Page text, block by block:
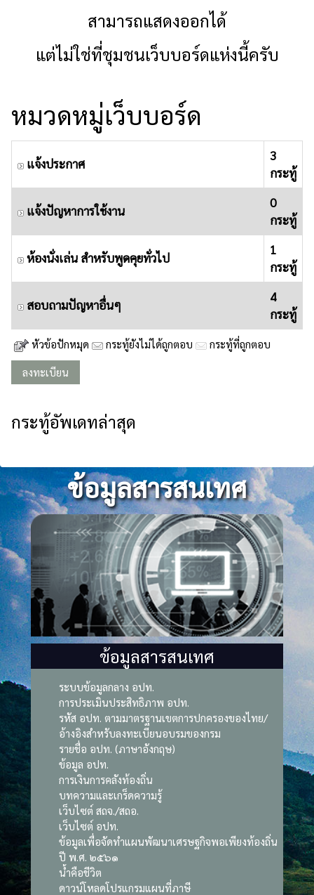
สามารถแสดงออกได้
แต่ไม่ใช่ที่ชุมชนเว็บบอร์ดแห่งนี้ครับ
หมวดหมู่เว็บบอร์ด
แจ้งประกาศ
3
กระทู้
แจ้งปัญหาการใช้งาน
0
กระทู้
ห้องนั่งเล่น สำหรับพูดคุยทั่วไป
1
กระทู้
สอบถามปัญหาอื่นๆ
4
กระทู้
หัวข้อปักหมุด กระทู้ยังไม่ได้ถูกตอบ กระทู้ที่ถูกตอบ
ลงทะเบียน
กระทู้อัพเดทล่าสุด
ข้อมูลสารสนเทศ
ข้อมูลสารสนเทศ
ระบบข้อมูลกลาง อปท.
การประเมินประสิทธิภาพ อปท.
รหัส อปท. ตามมาตรฐานเขตการปกครองของไทย/
อ้างอิงสำหรับลงทะเบียนอบรมของกรม
รายชื่อ อปท. (ภาษาอังกฤษ)
ข้อมูล อปท.
การเงินการคลังท้องถิ่น
บทความและเกร็ดความรู้
เว็บไซต์ สถจ./สถอ.
เว็บไซต์ อปท.
ข้อมูลเพื่อจัดทำแผนพัฒนาเศรษฐกิจพอเพียงท้องถิ่น
ปี พ.ศ. ๒๕๖๑
น้ำคือชีวิต
ดาวน์โหลดโปรแกรมแผนที่ภาษี